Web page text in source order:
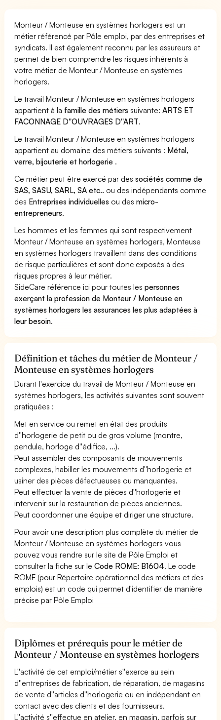
Monteur / Monteuse en systèmes horlogers est un
métier référencé par Pôle emploi, par des entreprises et
syndicats. Il est également reconnu par les assureurs et
permet de bien comprendre les risques inhérents à
votre métier de Monteur / Monteuse en systèmes
horlogers.
Le travail Monteur / Monteuse en systèmes horlogers
appartient à la famille des métiers suivante:ARTS ET
FACONNAGE D''OUVRAGES D''ART.
Le travail Monteur / Monteuse en systèmes horlogers
appartient au domaine des métiers suivants : Métal,
verre, bijouterie et horlogerie .
Ce métier peut être exercé par dessociétés comme de
SAS, SASU, SARL, SA etc.. ou des indépendants comme
des Entreprises individuelles ou desmicro-
entrepreneurs.
Les hommes et les femmes qui sont respectivement
Monteur / Monteuse en systèmes horlogers, Monteuse
en systèmes horlogers travaillent dans des conditions
de risque particulières et sont donc exposés à des
risques propres à leur métier.
SideCare référence ici pour toutes lespersonnes
exerçant la profession de Monteur / Monteuse en
systèmes horlogers les assurances les plus adaptées à
leur besoin.
Définition et tâches du métier de Monteur /
Monteuse en systèmes horlogers
Durant l'exercice du travail de Monteur / Monteuse en
systèmes horlogers, les activités suivantes sont souvent
pratiquées :
Met en service ou remet en état des produits
d''horlogerie de petit ou de gros volume (montre,
pendule, horloge d''édifice, ...).
Peut assembler des composants de mouvements
complexes, habiller les mouvements d''horlogerie et
usiner des pièces défectueuses ou manquantes.
Peut effectuer la vente de pièces d''horlogerie et
intervenir sur la restauration de pièces anciennes.
Peut coordonner une équipe et diriger une structure.
Pour avoir une description plus complète du métier de
Monteur / Monteuse en systèmes horlogers vous
pouvez vous rendre sur le site de Pôle Emploi et
consulter la fiche sur leCode ROME: B1604. Le code
ROME (pour Répertoire opérationnel des métiers et des
emplois) est un code qui permet d'identifier de manière
précise par Pôle Emploi
Diplômes et prérequis pour le métier de
Monteur / Monteuse en systèmes horlogers
L''activité de cet emploi/métier s''exerce au sein
d''entreprises de fabrication, de réparation, de magasins
de vente d''articles d''horlogerie ou en indépendant en
contact avec des clients et des fournisseurs.
L''activité s''effectue en atelier, en magasin, parfois sur